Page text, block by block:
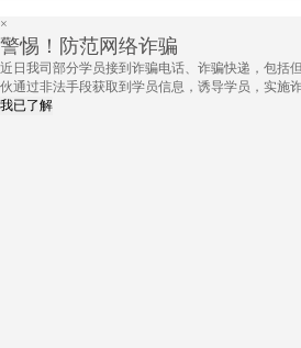
×
警惕！防范网络诈骗
近日我司部分学员接到诈骗电话、诈骗快递，包括
伙通过非法手段获取到学员信息，诱导学员，实施
我已了解